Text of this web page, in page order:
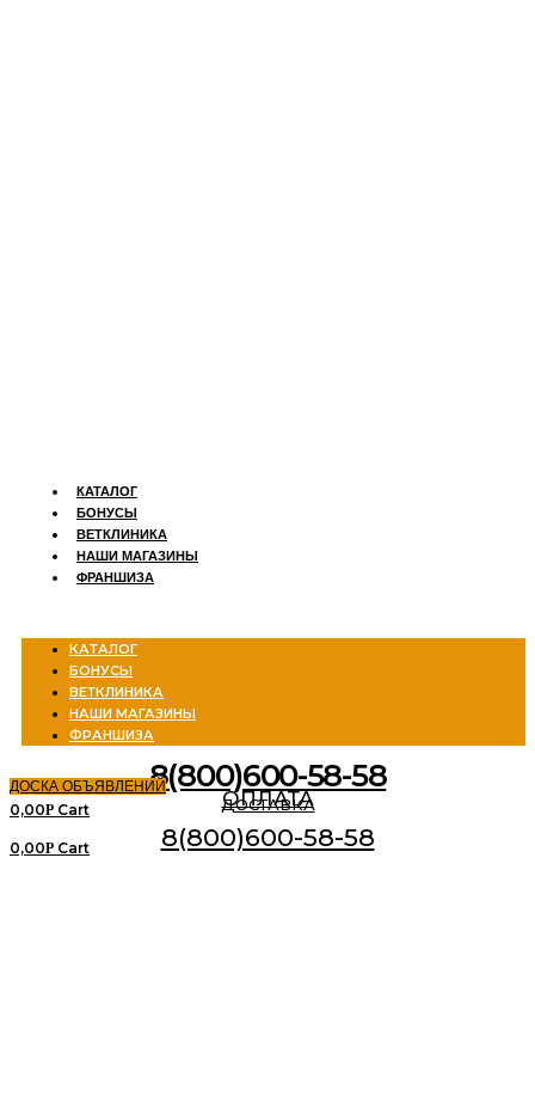
КАТАЛОГ
БОНУСЫ
ВЕТКЛИНИКА
НАШИ МАГАЗИНЫ
ФРАНШИЗА
КАТАЛОГ
БОНУСЫ
ВЕТКЛИНИКА
НАШИ МАГАЗИНЫ
ФРАНШИЗА
8(800)600-58-58
ДОСКА ОБЪЯВЛЕНИЙ
ДОСТАВКА
ОПЛАТА
0,00Р Cart
8(800)600-58-58
0,00Р Cart